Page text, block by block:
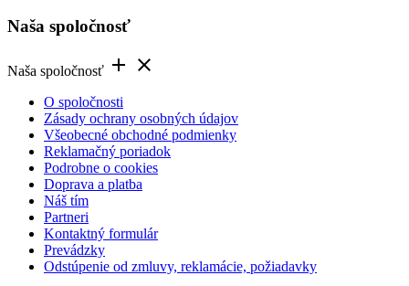
Naša spoločnosť
Naša spoločnosť  
O spoločnosti
Zásady ochrany osobných údajov
Všeobecné obchodné podmienky
Reklamačný poriadok
Podrobne o cookies
Doprava a platba
Náš tím
Partneri
Kontaktný formulár
Prevádzky
Odstúpenie od zmluvy, reklamácie, požiadavky